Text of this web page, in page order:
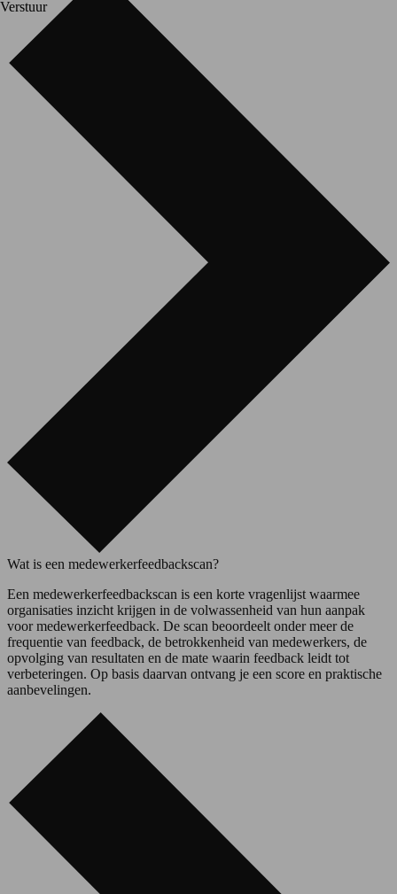
Verstuur
Wat is een medewerkerfeedbackscan?
Een medewerkerfeedbackscan is een korte vragenlijst waarmee
organisaties inzicht krijgen in de volwassenheid van hun aanpak
voor medewerkerfeedback. De scan beoordeelt onder meer de
frequentie van feedback, de betrokkenheid van medewerkers, de
opvolging van resultaten en de mate waarin feedback leidt tot
verbeteringen. Op basis daarvan ontvang je een score en praktische
aanbevelingen.